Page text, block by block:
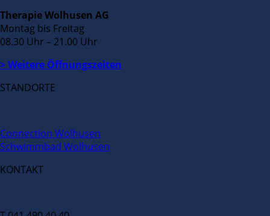
Therapie Wolhusen AG
Montag bis Freitag
08.30 Uhr – 21.00 Uhr
> Weitere Öffnungszeiten
STANDORTE
Connection Wolhusen
Schwimmbad Wolhusen
KONTAKT